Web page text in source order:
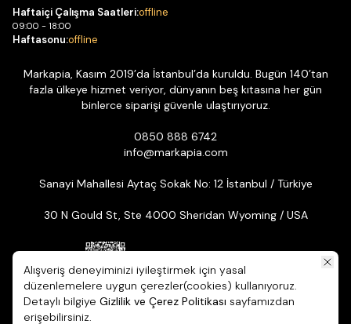
Alışveriş deneyiminizi iyileştirmek için yasal
düzenlemelere uygun çerezler(cookies) kullanıyoruz.
Detaylı bilgiye Gizlilik ve Çerez Politikası sayfamızdan
erişebilirsiniz.
Haftaiçi Çalışma Saatleri:offline
09:00 - 18:00
Haftasonu:offline
Markapia, Kasım 2019’da İstanbul’da kuruldu. Bugün 140’tan
fazla ülkeye hizmet veriyor, dünyanın beş kıtasına her gün
binlerce siparişi güvenle ulaştırıyoruz.
0850 888 6742
info@markapia.com
Sanayi Mahallesi Aytaç Sokak No: 12 İstanbul / Türkiye
30 N Gould St, Ste 4000 Sheridan Wyoming / USA
© 2026 Markapia | Tüm Hakları Saklıdır. ikas E-ticaret Altyapısıyla